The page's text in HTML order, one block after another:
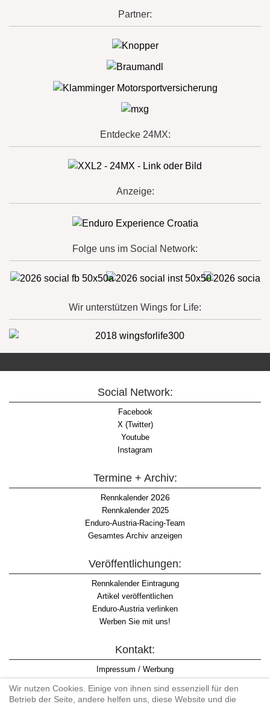
Partner:
Entdecke 24MX:
Anzeige:
Folge uns im Social Network:
Wir unterstützen Wings for Life:
Social Network:
Facebook
X (Twitter)
Youtube
Instagram
Termine + Archiv:
Rennkalender2026
Rennkalender 2025
Enduro-Austria-Racing-Team
Gesamtes Archiv anzeigen
Veröffentlichungen:
Rennkalender Eintragung
Artikel veröffentlichen
Enduro-Austria verlinken
Werben Sie mit uns!
Kontakt:
Impressum / Werbung
Informationspflicht WKO
Wir nutzen Cookies. Einige von ihnen sind essenziell für den
Betrieb der Seite, andere helfen uns, diese Website und die